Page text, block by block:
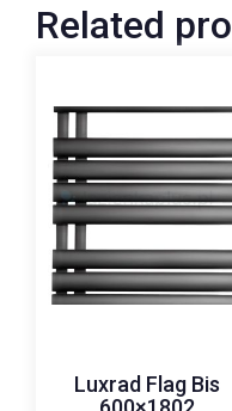
Related
Luxrad Flag Bis